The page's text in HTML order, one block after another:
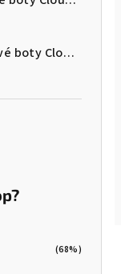
Dámské běžecké trailové boty Cloudultra 3
(68%)